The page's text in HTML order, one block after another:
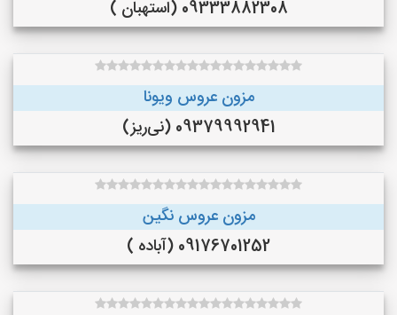
09333882308 (استهبان )
مزون عروس ویونا
09379992941 (نی‌ریز)
مزون عروس نگین
09176701252 (آباده )